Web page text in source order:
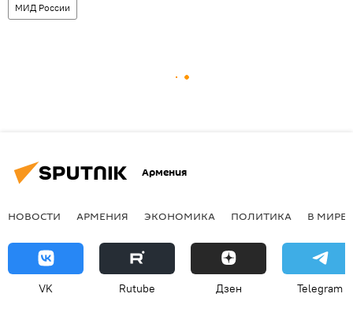
МИД России
Армения
НОВОСТИ АРМЕНИЯ ЭКОНОМИКА ПОЛИТИКА В МИРЕ
VK Rutube Дзен Telegram